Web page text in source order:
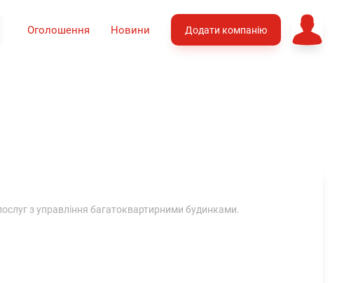
Оголошення Новини Додати компанію
з управління багатоквартирними будинками.